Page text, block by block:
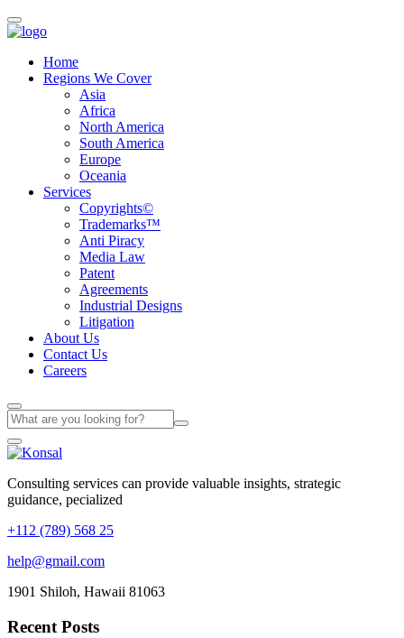
Home
Regions We Cover
Asia
Africa
North America
South America
Europe
Oceania
Services
Copyrights©
Trademarks™
Anti Piracy
Media Law
Patent
Agreements
Industrial Designs
Litigation
About Us
Contact Us
Careers
Consulting services can provide valuable insights, strategic
guidance, pecialized
+112 (789) 568 25
help@gmail.com
1901 Shiloh, Hawaii 81063
Recent Posts